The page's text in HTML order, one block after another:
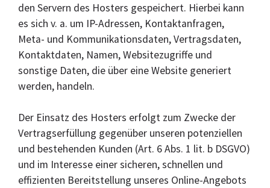
den Servern des Hosters gespeichert. Hierbei kann
es sich v. a. um IP-Adressen, Kontaktanfragen,
Meta- und Kommunikationsdaten, Vertragsdaten,
Kontaktdaten, Namen, Websitezugriffe und
sonstige Daten, die über eine Website generiert
werden, handeln.
Der Einsatz des Hosters erfolgt zum Zwecke der
Vertragserfüllung gegenüber unseren potenziellen
und bestehenden Kunden (Art. 6 Abs. 1 lit. b DSGVO)
und im Interesse einer sicheren, schnellen und
effizienten Bereitstellung unseres Online-Angebots